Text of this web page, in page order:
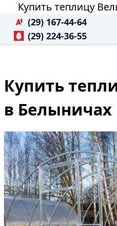
Купить теплицу
(29) 167-44-64
(29) 224-36-55
Купить
в Белыничах